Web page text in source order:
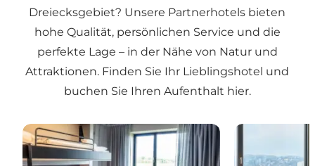
Dreiecksgebiet? Unsere Partnerhotels bieten
hohe Qualität, persönlichen Service und die
perfekte Lage – in der Nähe von Natur und
Attraktionen. Finden Sie Ihr Lieblingshotel und
buchen Sie Ihren Aufenthalt hier.
Airport Hotel Billund | Direkt am FlughafenFour Points